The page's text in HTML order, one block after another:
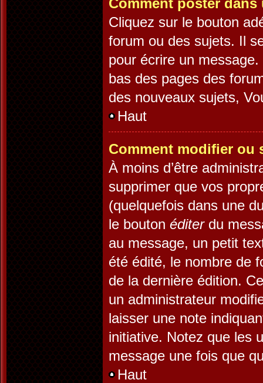
Comment poster
Cliquez sur le bouton
forum ou des sujets. Il
pour écrire un
bas des pages des
des nouveaux sujets,
Haut
Comment modifier ou
À moins d’être
supprimer que vos
(quelquefois dans une
le bouton éditerdu
au message, un petit
été édité, le nombre de
de la dernière édition.
un administrateur
laisser une note
initiative. Notez que les
message une fois que
Haut